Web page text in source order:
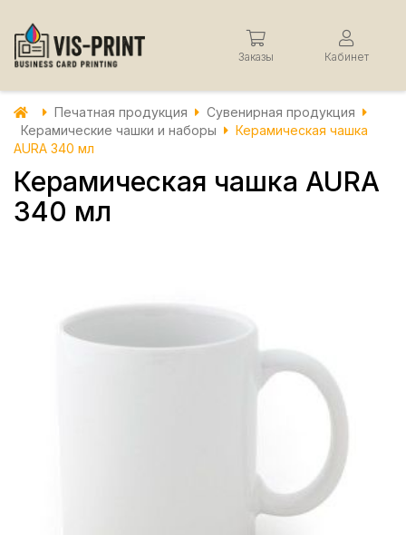
Заказы Кабинет
Печатная продукция
Сувенирная продукция
Керамические чашки и наборы
Керамическая чашка
AURA 340 мл
Керамическая чашка AURA
340 мл